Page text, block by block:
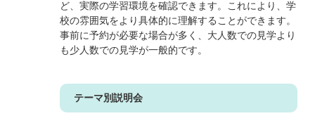
ど、実際の学習環境を確認できます。これにより、学
校の雰囲気をより具体的に理解することができます。
事前に予約が必要な場合が多く、大人数での見学より
も少人数での見学が一般的です。
テーマ別説明会